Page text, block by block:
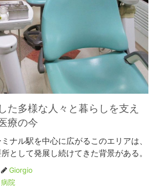
た多様な人々と暮らしを支え
療の今
ナル駅を中心に広がるこのエリアは、
として発展し続けてきた背景がある。
Giorgio
病院